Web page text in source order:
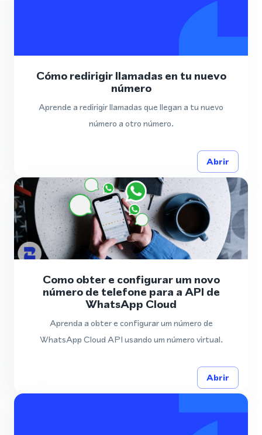
Cómo redirigir llamadas en tu nuevo
número
Aprende a redirigir llamadas que llegan a tu nuevo
número a otro número.
Abrir
Como obter e configurar um novo
número de telefone para a API de
WhatsApp Cloud
Aprenda a obter e configurar um número de
WhatsApp Cloud API usando um número virtual.
Abrir